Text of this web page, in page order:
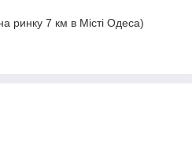
ринку 7 км в Місті Одеса)